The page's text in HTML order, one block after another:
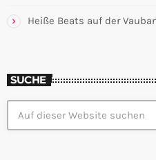
Heiße Beats auf der
SUCHE